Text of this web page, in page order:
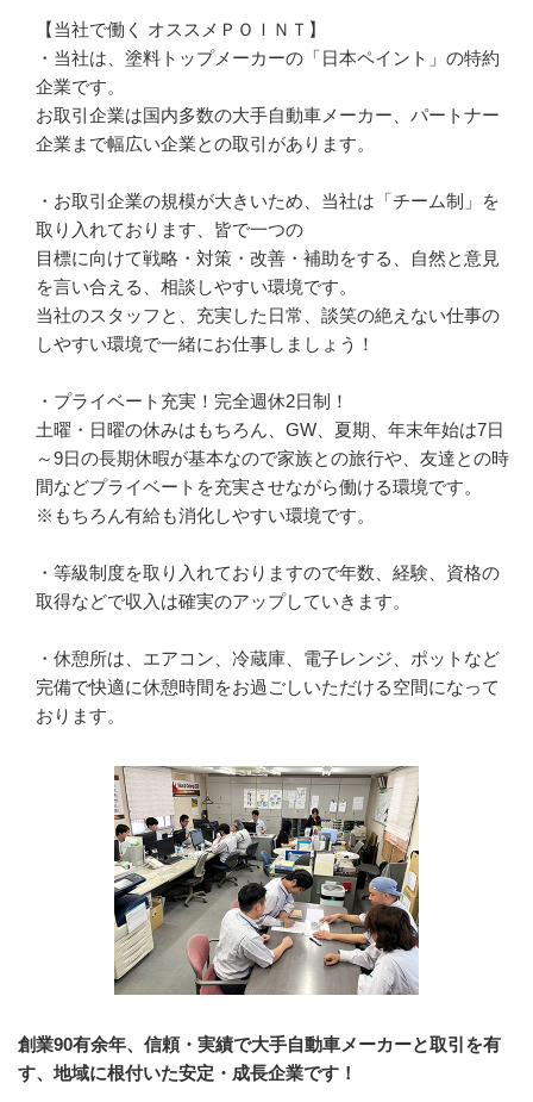
【当社で働く オススメＰＯＩＮＴ】
・当社は、塗料トップメーカーの「日本ペイント」の特約
企業です。
お取引企業は国内多数の大手自動車メーカー、パートナー
企業まで幅広い企業との取引があります。
・お取引企業の規模が大きいため、当社は「チーム制」を
取り入れております、皆で一つの
目標に向けて戦略・対策・改善・補助をする、自然と意見
を言い合える、相談しやすい環境です。
当社のスタッフと、充実した日常、談笑の絶えない仕事の
しやすい環境で一緒にお仕事しましょう！
・プライベート充実！完全週休2日制！
土曜・日曜の休みはもちろん、GW、夏期、年末年始は7日
～9日の長期休暇が基本なので家族との旅行や、友達との時
間などプライベートを充実させながら働ける環境です。
※もちろん有給も消化しやすい環境です。
・等級制度を取り入れておりますので年数、経験、資格の
取得などで収入は確実のアップしていきます。
・休憩所は、エアコン、冷蔵庫、電子レンジ、ポットなど
完備で快適に休憩時間をお過ごしいただける空間になって
おります。
創業90有余年、信頼・実績で大手自動車メーカーと取引を有
す、地域に根付いた安定・成長企業です！